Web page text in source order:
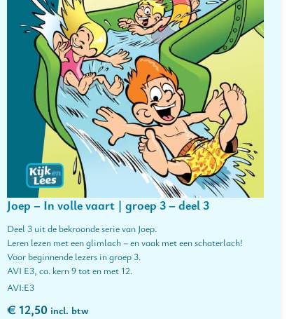
Joep – In volle vaart | groep 3 – deel 3
Deel 3 uit de bekroonde serie van Joep.
Leren lezen met een glimlach – en vaak met een schaterlach!
Voor beginnende lezers in groep 3.
AVI E3, ca. kern 9 tot en met 12.
E3
€ 12,50 incl. btw